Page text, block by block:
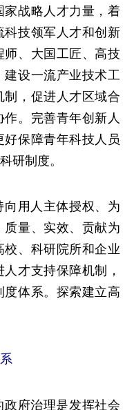
战略人才力量，着
技领军人才和创新
、大国工匠、高技
设一流产业技术工
，促进人才区域合
。完善青年创新人
保障青年科技人员
研制度。
用人主体授权、为
量、实效、贡献为
、科研院所和企业
才支持保障机制，
体系。探索建立高
府治理是发挥社会